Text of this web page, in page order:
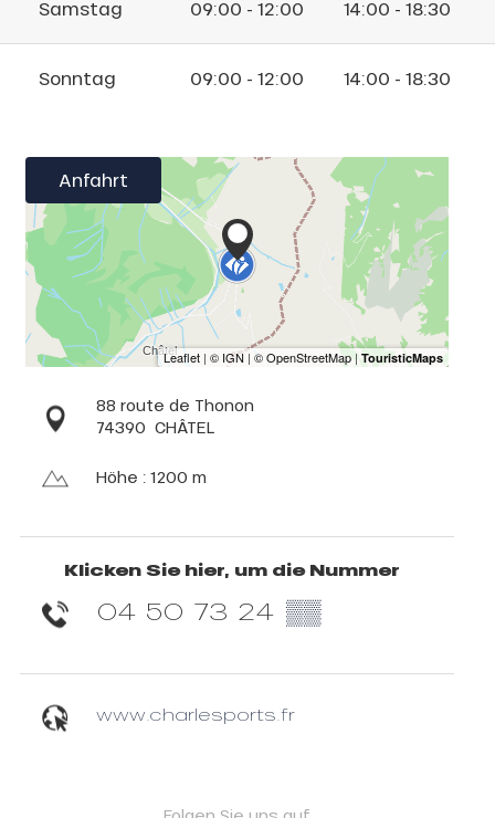
Samstag 09:00 - 12:00 14:00 - 18:30
Sonntag 09:00 - 12:00 14:00 - 18:30
Anfahrt
88 route de Thonon
74390 CHÂTEL
Höhe : 1200 m
Klicken Sie hier, um die Nummer
04 50 73 24 ▒▒
www.charlesports.fr